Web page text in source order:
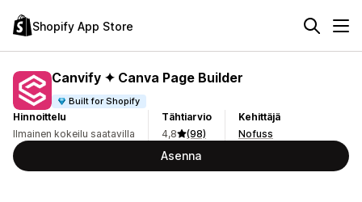
Shopify App Store
Canvify ✦ Canva Page Builder
Built for Shopify
Hinnoittelu
Ilmainen kokeilu saatavilla
Tähtiarvio
4,8
(98)
Kehittäjä
Nofuss
Asenna